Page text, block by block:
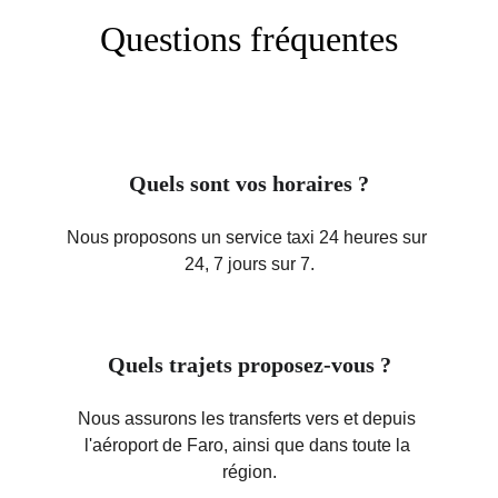
Questions fréquentes
Quels sont vos horaires ?
Nous proposons un service taxi 24 heures sur
24, 7 jours sur 7.
Quels trajets proposez-vous ?
Nous assurons les transferts vers et depuis
l'aéroport de Faro, ainsi que dans toute la
région.